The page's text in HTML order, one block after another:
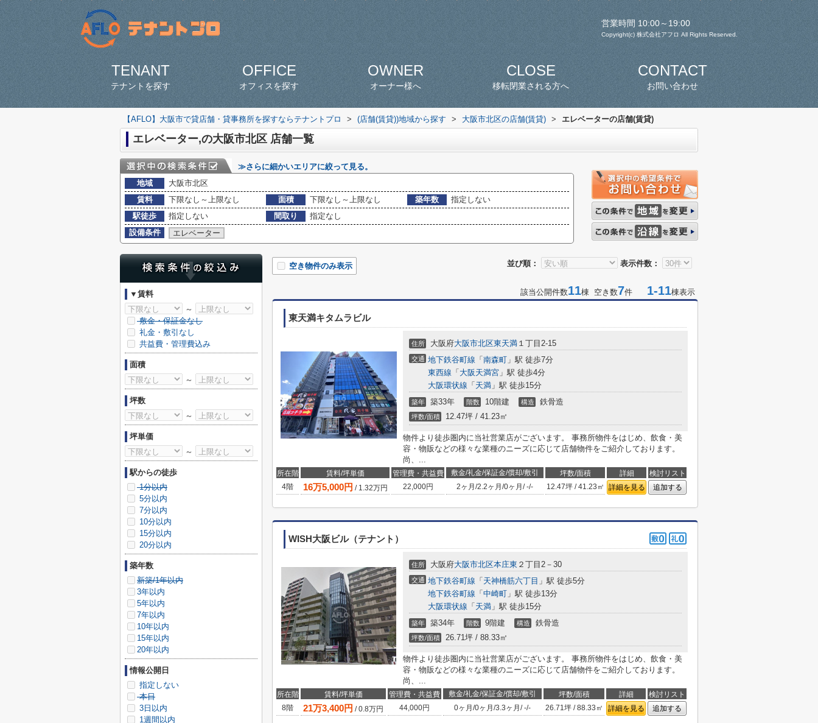
営業時間 10:00～19:00
Copyright(c) 株式会社アフロ All Rights Reserved.
TENANT
テナントを探す
OFFICE
オフィスを探す
OWNER
オーナー様へ
CLOSE
移転閉業される方へ
CONTACT
お問い合わせ
【AFLO】大阪市で貸店舗・貸事務所を探すならテナントプロ > (店舗(賃貸))地域から探す > 大阪市北区の店舗(賃貸) > エレベーターの店舗(賃貸)
エレベーター,の大阪市北区 店舗一覧
≫さらに細かいエリアに絞って見る。
地域
大阪市北区
賃料
下限なし～上限なし 面積 下限なし～上限なし 築年数
指定しない
駅徒歩
指定しない 間取り
指定なし
設備条件
エレベーター
並び順： 表示件数：
空き物件のみ表示
該当公開件数11棟 空き数7件 1-11棟表示
東天満キタムラビル
住所 大阪府大阪市北区東天満 １丁目2-15
交通 地下鉄谷町線 「 南森町 」駅 徒歩7分
東西線 「 大阪天満宮 」駅 徒歩4分
大阪環状線 「 天満 」駅 徒歩15分
築年 築33年 階数 10階建 構造 鉄骨造
坪数/面積 12.47坪 / 41.23㎡
物件より徒歩圏内に当社営業店がございます。 事務所物件をはじめ、飲食・美
容・物販などの様々な業種のニーズに応じて店舗物件をご紹介しております。
尚、...
所在階 賃料/坪単価 管理費・共益費 敷金/礼金/保証金/償却/敷引 坪数/面積 詳細
検討リスト
4階
16万5,000円 / 1.32万円 22,000円 2ヶ月 /2.2ヶ月 /0ヶ月 /-/- 12.47坪 / 41.23㎡ 詳細を見る 追加する
WISH大阪ビル（テナント）
住所 大阪府大阪市北区本庄東 ２丁目2－30
交通 地下鉄谷町線 「 天神橋筋六丁目 」駅 徒歩5分
地下鉄谷町線 「 中崎町 」駅 徒歩13分
大阪環状線 「 天満 」駅 徒歩15分
築年 築34年 階数 9階建 構造 鉄骨造
坪数/面積 26.71坪 / 88.33㎡
物件より徒歩圏内に当社営業店がございます。 事務所物件をはじめ、飲食・美
容・物販などの様々な業種のニーズに応じて店舗物件をご紹介しております。
尚、...
所在階 賃料/坪単価 管理費・共益費 敷金/礼金/保証金/償却/敷引 坪数/面積 詳細
検討リスト
8階
21万3,400円 /0.8万円 44,000円 0ヶ月 /0ヶ月 /3.3ヶ月 /-/- 26.71坪 / 88.33㎡ 詳細を見る 追加する
▼賃料
～
敷金・保証金なし
礼金・敷引なし
共益費・管理費込み
面積
～
坪数
～
坪単価
～
駅からの徒歩
1分以内
5分以内
7分以内
10分以内
15分以内
20分以内
築年数
新築/1年以内
3年以内
5年以内
7年以内
10年以内
15年以内
20年以内
情報公開日
指定しない
本日
3日以内
1週間以内